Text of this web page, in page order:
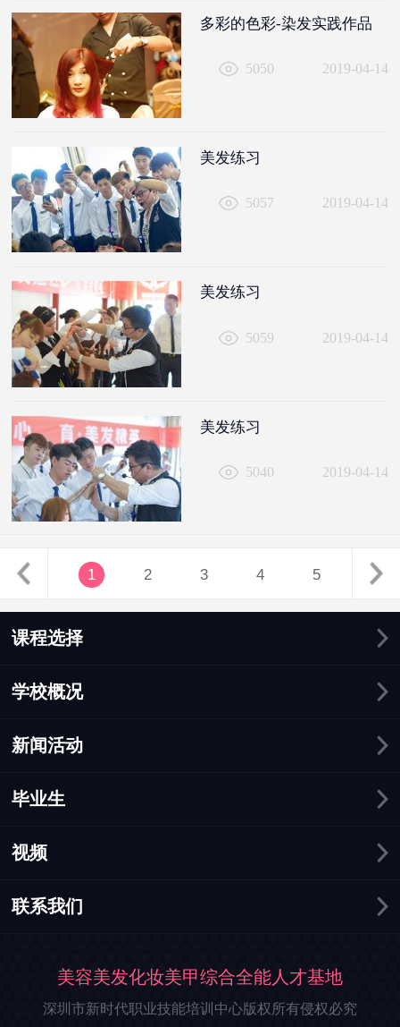
多彩的色彩-染发实践作品
5050 2019-04-14
美发练习
5057 2019-04-14
美发练习
5059 2019-04-14
美发练习
5040 2019-04-14
1 2 3 4
5
课程选择
学校概况
新闻活动
毕业生
视频
联系我们
美容美发化妆美甲综合全能人才基地
深圳市新时代职业技能培训中心版权所有侵权必究